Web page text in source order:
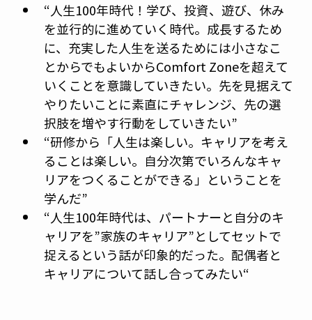
“人生100年時代！学び、投資、遊び、休み
を並行的に進めていく時代。成長するため
に、充実した人生を送るためには小さなこ
とからでもよいからComfort Zoneを超えて
いくことを意識していきたい。先を見据えて
やりたいことに素直にチャレンジ、先の選
択肢を増やす行動をしていきたい”
“研修から「人生は楽しい。キャリアを考え
ることは楽しい。自分次第でいろんなキャ
リアをつくることができる」ということを
学んだ”
“人生100年時代は、パートナーと自分のキ
ャリアを”家族のキャリア”としてセットで
捉えるという話が印象的だった。配偶者と
キャリアについて話し合ってみたい“